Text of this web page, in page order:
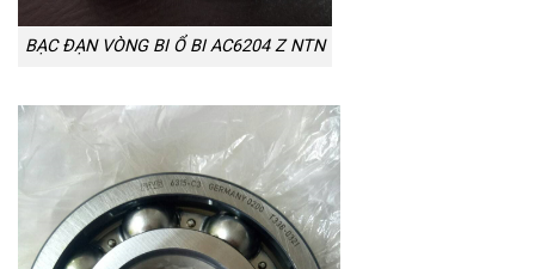
BẠC ĐẠN VÒNG BI Ổ BI AC6204 Z NTN